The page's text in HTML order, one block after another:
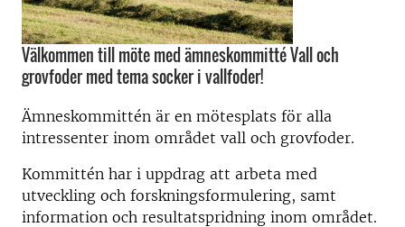
Välkommen till möte med ämneskommitté Vall och
grovfoder med tema socker i vallfoder!
Ämneskommittén är en mötesplats för alla
intressenter inom området vall och grovfoder.
Kommittén har i uppdrag att arbeta med
utveckling och forskningsformulering, samt
information och resultatspridning inom området.